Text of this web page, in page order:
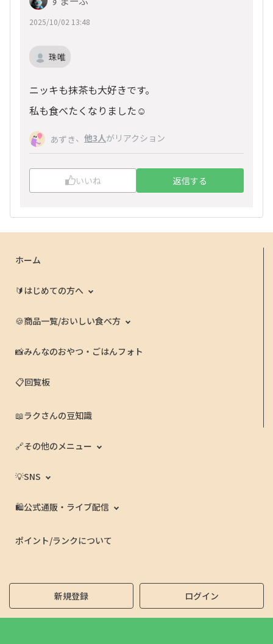
2025/10/02 13:48
珠唯
ニッキも抹茶も大好きです。
私も食べたくなりました☺️
あずき、 他3人がリアクション
いいね 返信する
ホーム
🔰はじめての方へ
🍪商品一覧/おいしい食べ方
📸みんなのおやつ・ごはんフォト
📋回覧板
📖ラクさんの豆知識
🔗その他のメニュー
💡SNS
🛍️公式通販・ライブ配信
ポイント/ランクについて
新規登録 ログイン